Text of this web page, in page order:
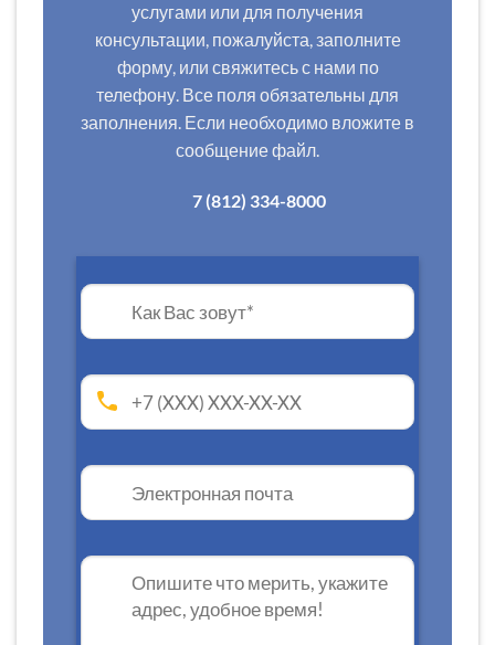
услугами или для получения
консультации, пожалуйста, заполните
форму, или свяжитесь с нами по
телефону. Все поля обязательны для
заполнения. Если необходимо вложите в
сообщение файл.
7 (812) 334-8000